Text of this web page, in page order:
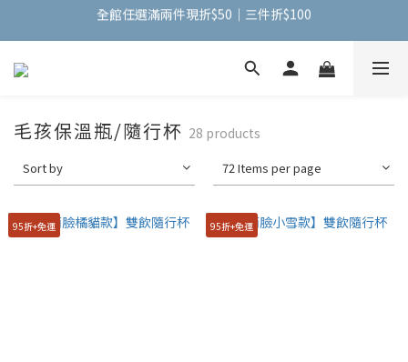
全館任選滿兩件現折$50｜三件折$100
手機包加購【掛式零錢包】只要$1元
全館任選滿兩件現折$50｜三件折$100
毛孩保溫瓶/隨行杯 28 products
Sort by 72 Items per page
95折+免運 95折+免運